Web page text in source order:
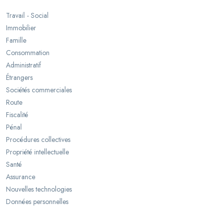
Travail - Social
Immobilier
Famille
Consommation
Administratif
Étrangers
Sociétés commerciales
Route
Fiscalité
Pénal
Procédures collectives
Propriété intellectuelle
Santé
Assurance
Nouvelles technologies
Données personnelles